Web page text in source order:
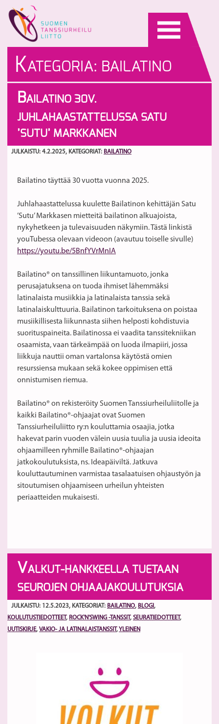
content
KATEGORIA: BAILATINO
BAILATINO 30V.
JUHLAHAASTATTELUSSA SATU
’SUTU’ MARKKANEN
JULKAISTU: 4.2.2025, KATEGORIAT: BAILATINO
Bailatino täyttää 30 vuotta vuonna 2025.
Juhlahaastattelussa kuulette Bailatinon kehittäjän Satu
’Sutu’ Markkasen mietteitä bailatinon alkuajoista,
nykyhetkeen ja tulevaisuuden näkymiin. Tästä linkistä
youTubessa olevaan videoon (avautuu toiselle sivulle)
https://youtu.be/5BnfYVrMnIA
Bailatino® on tanssillinen liikuntamuoto, jonka
perusajatuksena on tuoda ihmiset lähemmäksi
latinalaista musiikkia ja latinalaista tanssia sekä
latinalaiskulttuuria. Bailatinon tarkoituksena on poistaa
musiikillisesta liikunnasta siihen helposti kohdistuvia
suorituspaineita. Bailatinossa ei vaadita tanssitekniikan
osaamista, vaan tärkeämpää on luoda ilmapiiri, jossa
liikkuja nauttii oman vartalonsa käytöstä omien
resurssiensa mukaan sekä kokee oppimisen että
onnistumisen riemua.
Bailatino® on rekisteröity Suomen Tanssiurheiluliitolle ja
kaikki Bailatino®-ohjaajat ovat Suomen
Tanssiurheiluliitto ry:n kouluttamia osaajia, jotka
hakevat parin vuoden välein uusia tuulia ja uusia ideoita
ohjaamilleen ryhmille Bailatino®-ohjaajan
jatkokoulutuksista, ns. Ideapäiviltä. Jatkuva
kouluttautuminen varmistaa tasalaatuisen ohjaustyön ja
sitoutumisen ohjaamiseen urheilun yhteisten
periaatteiden mukaisesti.
VALKUT-HANKKEELLA TUETAAN
SEUROJEN OHJAAJAKOULUTUKSIA
JULKAISTU: 12.5.2023, KATEGORIAT: BAILATINO, BLOGI ,
KOULUTUSTIEDOTTEET , ROCK'N'SWING -TANSSIT , SEURATIEDOTTEET ,
UUTISKIRJE, VAKIO- JA LATINALAISTANSSIT , YLEINEN